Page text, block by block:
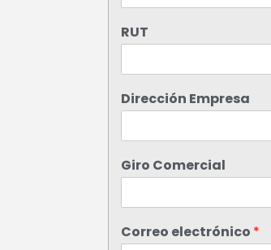
RUT
Dirección Empresa
Giro Comercial
Correo electrónico *